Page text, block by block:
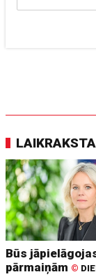
Būs
pārmaiņām ©